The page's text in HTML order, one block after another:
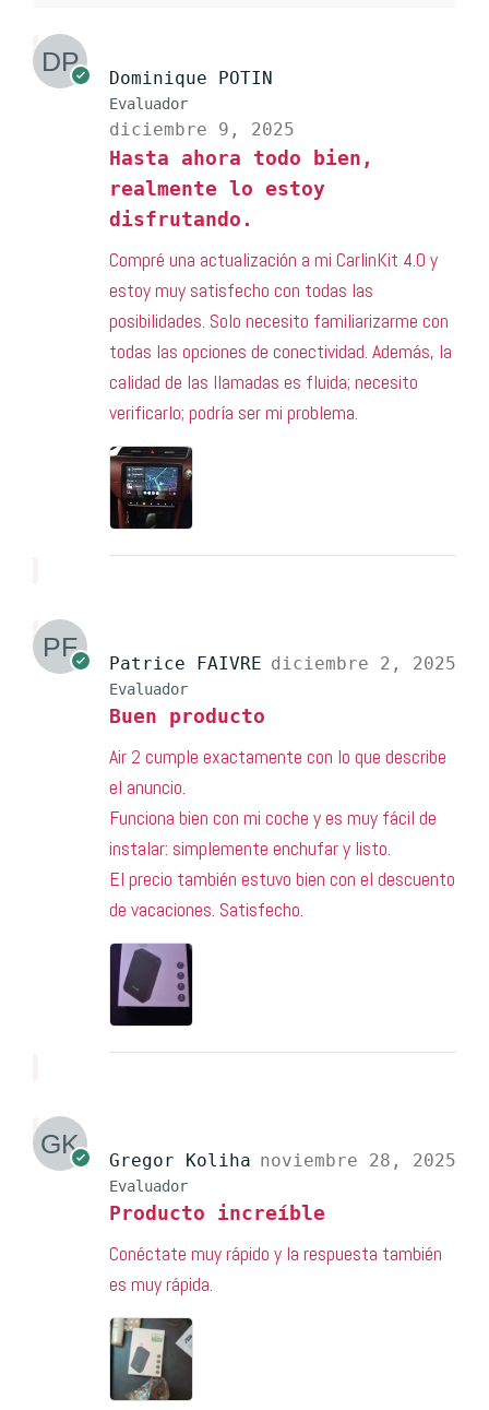
Dominique POTIN
Evaluador
diciembre 9, 2025
Hasta ahora todo bien,
realmente lo estoy
disfrutando.
Compré una actualización a mi CarlinKit 4.0 y
estoy muy satisfecho con todas las
posibilidades. Solo necesito familiarizarme con
todas las opciones de conectividad. Además, la
calidad de las llamadas es fluida; necesito
verificarlo; podría ser mi problema.
Patrice FAIVRE
Evaluador
diciembre 2, 2025
Buen producto
Air 2 cumple exactamente con lo que describe
el anuncio.
Funciona bien con mi coche y es muy fácil de
instalar: simplemente enchufar y listo.
El precio también estuvo bien con el descuento
de vacaciones. Satisfecho.
Gregor Koliha
Evaluador
noviembre 28, 2025
Producto increíble
Conéctate muy rápido y la respuesta también
es muy rápida.